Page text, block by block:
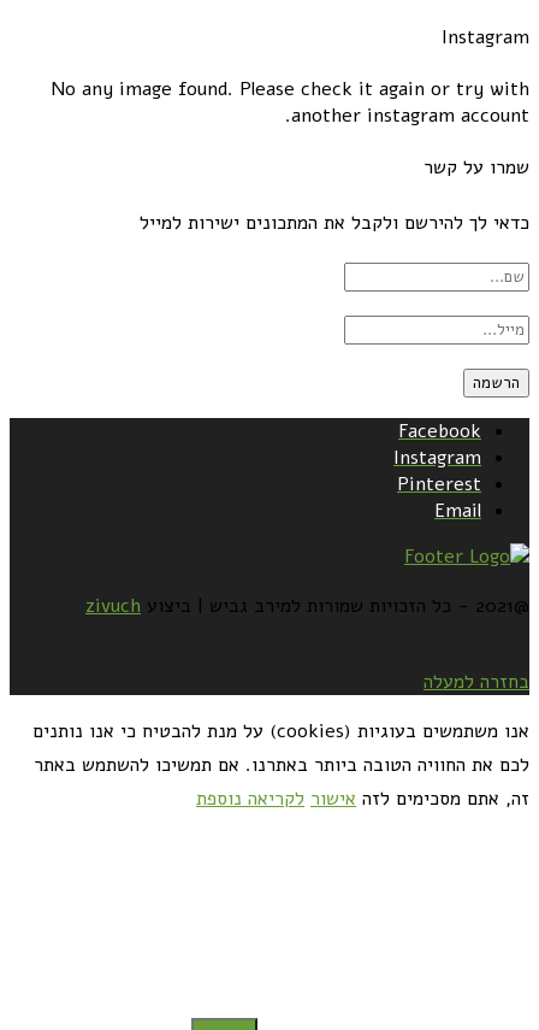
Instagram
No any image found. Please check it again or try with
another instagram account.
שמרו על קשר
כדאי לך להירשם ולקבל את המתכונים ישירות למייל
Facebook
Instagram
Pinterest
Email
@2021 - כל הזכויות שמורות למירב גביש | ביצוע zivuch
בחזרה למעלה
אנו משתמשים בעוגיות (cookies) על מנת להבטיח כי אנו נותנים
לכם את החוויה הטובה ביותר באתרנו. אם תמשיכו להשתמש באתר
זה, אתם מסכימים לזה אישור לקריאה נוספת